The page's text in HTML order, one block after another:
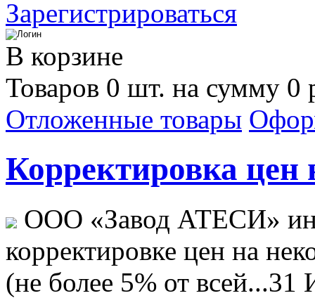
Зарегистрироваться
В корзине
Товаров 0 шт. на сумму 0
Отложенные товары
Корректировка цен
ООО «Завод АТЕСИ»
корректировке цен на
(не более 5% от всей...31